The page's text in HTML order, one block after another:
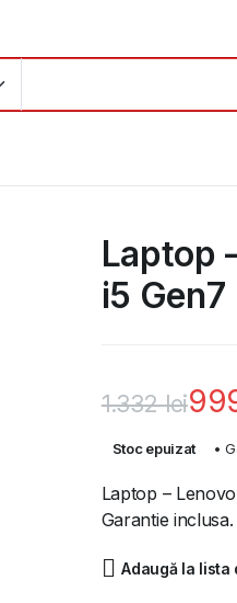
Laptop
i5 Gen7
1.332lei
Prețul
inițial
a
fost:
Prețul
curent
este:
999 lei.
Stoc epuizat •
Laptop –
Garantie
Adaugă la lista